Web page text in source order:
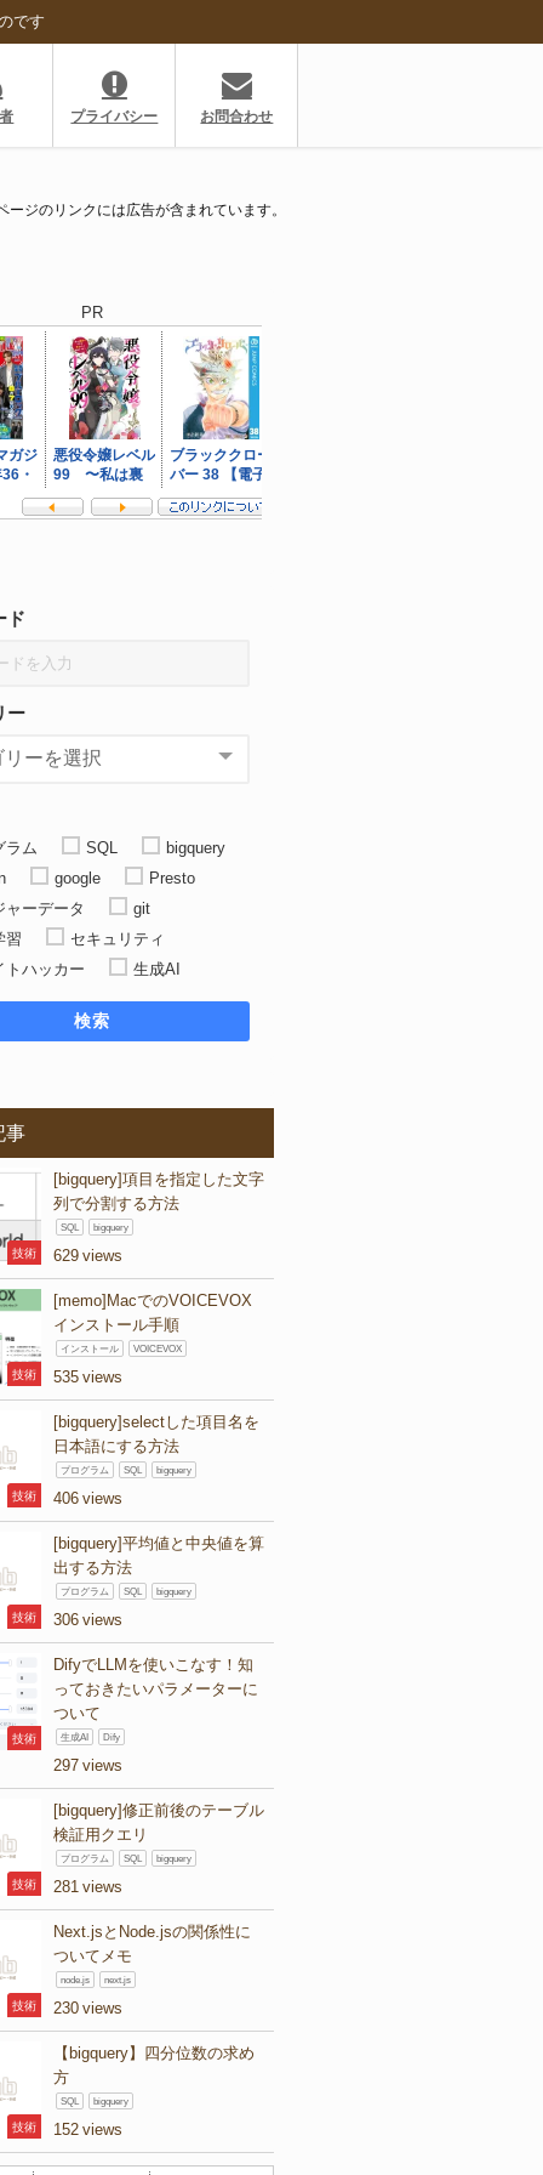
です
プライバシー お問合わせ
ージのリンクには広告が含まれています。
PR
ド
ー
ラム SQL
bigquery
google
Presto
ャーデータ
git
習
セキュリティ
トハッカー
生成AI
検索
事
技術
[bigquery]項目を指定した文字
列で分割する方法
SQL bigquery
629
技術
[memo]MacでのVOICEVOX
インストール手順
インストール VOICEVOX
535
技術
[bigquery]selectした項目名を
日本語にする方法
プログラム SQL bigquery
406
技術
[bigquery]平均値と中央値を算
出する方法
プログラム SQL bigquery
306
技術
DifyでLLMを使いこなす！知
っておきたいパラメーターに
ついて
生成AI Dify
297
技術
[bigquery]修正前後のテーブル
検証用クエリ
プログラム SQL bigquery
281
技術
Next.jsとNode.jsの関係性に
ついてメモ
node.js next.js
230
技術
【bigquery】四分位数の求め
方
SQL bigquery
152